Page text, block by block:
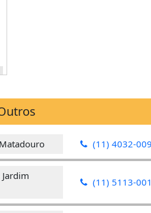
(11) 4032-
(11) 5113-